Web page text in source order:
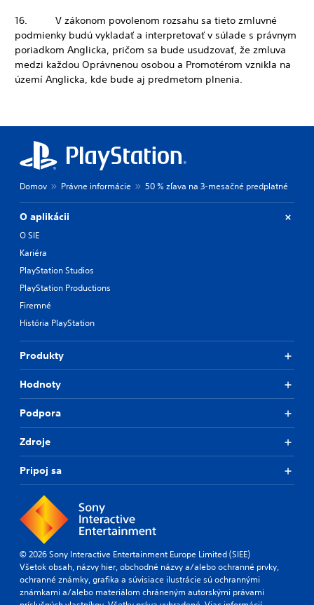
16. V zákonom povolenom rozsahu sa tieto zmluvné
podmienky budú vykladať a interpretovať v súlade s právnym
poriadkom Anglicka, pričom sa bude usudzovať, že zmluva
medzi každou Oprávnenou osobou a Promotérom vznikla na
území Anglicka, kde bude aj predmetom plnenia.
Domov Právne informácie 50 % zľava na 3-mesačné predplatné
O aplikácii
O SIE
Kariéra
PlayStation Studios
PlayStation Productions
Firemné
História PlayStation
Produkty
Hodnoty
Podpora
Zdroje
Pripoj sa
© 2026 Sony Interactive Entertainment Europe Limited (SIEE)
Všetok obsah, názvy hier, obchodné názvy a/alebo ochranné prvky,
ochranné známky, grafika a súvisiace ilustrácie sú ochrannými
známkami a/alebo materiálom chráneným autorskými právami